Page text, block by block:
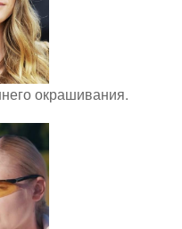
окрашивания.